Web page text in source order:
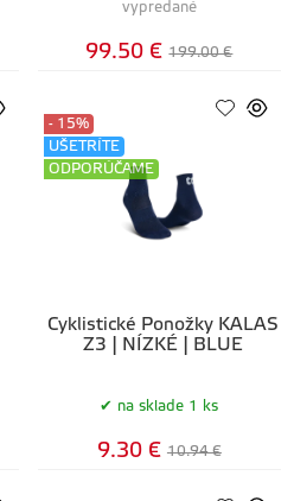
vypredané
99.50 € 199.00 €
Cyklistické Ponožky KALAS
Z3 | NÍZKÉ | BLUE
- 15%
UŠETRÍTE
ODPORÚČAME
na sklade 1 ks
9.30 € 10.94 €